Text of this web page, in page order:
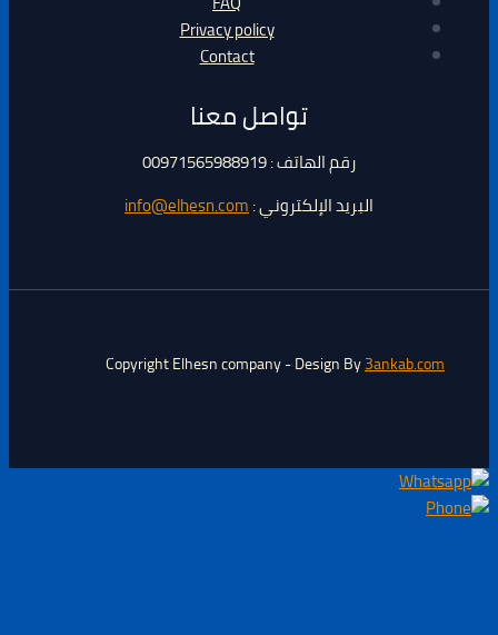
Privacy policy
تواصل معنا
رقم الهاتف : 00971565988919
البريد الإلكتروني :info@elhesn.com
Copyright Elhesn company - Design By